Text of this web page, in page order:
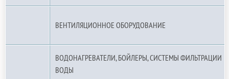
ВЕНТИЛЯЦИОННОЕ ОБОРУДОВАНИЕ
ВОДОНАГРЕВАТЕЛИ, БОЙЛЕРЫ, СИСТЕМЫ ФИЛЬТРАЦИИ
ВОДЫ